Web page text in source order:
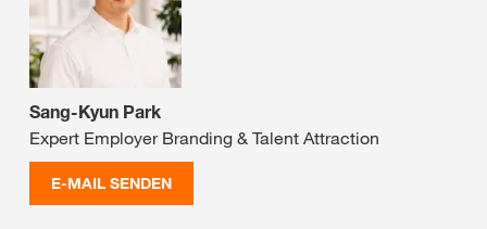
Sang-Kyun Park
Expert Employer Branding & Talent Attraction
E-MAIL SENDEN